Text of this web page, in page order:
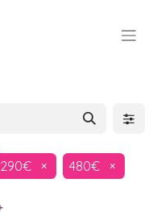
290€ × 480€ ×